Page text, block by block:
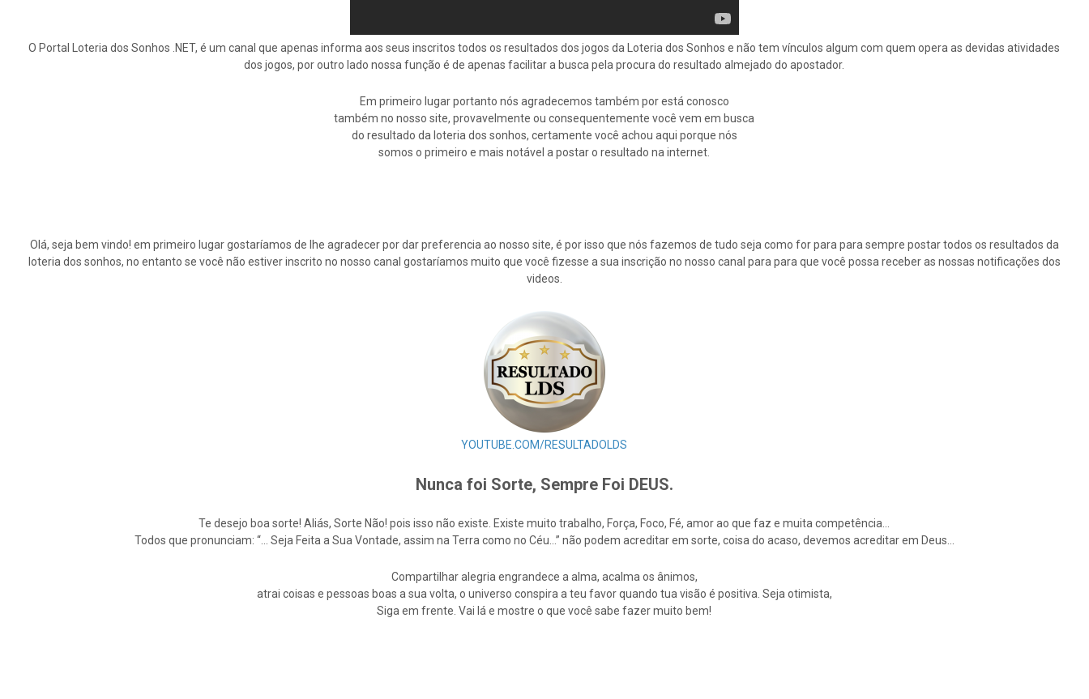
O Portal Loteria dos Sonhos .NET, é um canal que apenas informa aos seus inscritos todos os resultados dos jogos da Loteria dos Sonhos e não tem vínculos algum com quem opera as devidas atividades
dos jogos, por outro lado nossa função é de apenas facilitar a busca pela procura do resultado almejado do apostador.
Em primeiro lugar portanto nós agradecemos também por está conosco
também no nosso site, provavelmente ou consequentemente você vem em busca
do resultado da loteria dos sonhos, certamente você achou aqui porque nós
somos o primeiro e mais notável a postar o resultado na internet.
Olá, seja bem vindo! em primeiro lugar gostaríamos de lhe agradecer por dar preferencia ao nosso site, é por isso que nós fazemos de tudo seja como for para para sempre postar todos os resultados da
loteria dos sonhos, no entanto se você não estiver inscrito no nosso canal gostaríamos muito que você fizesse a sua inscrição no nosso canal para para que você possa receber as nossas notificações dos
videos.
YOUTUBE.COM/RESULTADOLDS
Nunca foi Sorte, Sempre Foi DEUS.
Te desejo boa sorte! Aliás, Sorte Não! pois isso não existe. Existe muito trabalho, Força, Foco, Fé, amor ao que faz e muita competência…
Todos que pronunciam: “… Seja Feita a Sua Vontade, assim na Terra como no Céu…” não podem acreditar em sorte, coisa do acaso, devemos acreditar em Deus…
Compartilhar alegria engrandece a alma, acalma os ânimos,
atrai coisas e pessoas boas a sua volta, o universo conspira a teu favor quando tua visão é positiva. Seja otimista,
Siga em frente. Vai lá e mostre o que você sabe fazer muito bem!